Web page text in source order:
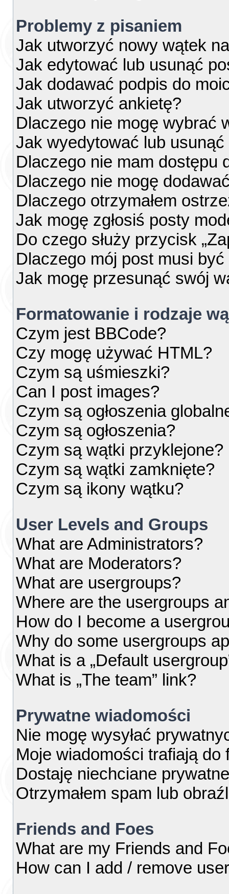
Problemy z pisaniem
Jak utworzyć nowy wątek
Jak edytować lub usunąć
Jak dodawać podpis do
Jak utworzyć ankietę?
Dlaczego nie mogę wybrać
Jak wyedytować lub usunąć
Dlaczego nie mam dostępu
Dlaczego nie mogę
Dlaczego otrzymałem
Jak mogę zgłosiś posty
Do czego służy przycisk
Dlaczego mój post musi
Jak mogę przesunąć swój
Formatowanie i rodzaje
Czym jest BBCode?
Czy mogę używać HTML?
Czym są uśmieszki?
Can I post images?
Czym są ogłoszenia
Czym są ogłoszenia?
Czym są wątki przyklejone?
Czym są wątki zamknięte?
Czym są ikony wątku?
User Levels and Groups
What are Administrators?
What are Moderators?
What are usergroups?
Where are the usergroups
How do I become a
Why do some usergroups
What is a „Default
What is „The team” link?
Prywatne wiadomości
Nie mogę wysyłać
Moje wiadomości trafiają do
Dostaję niechciane
Otrzymałem spam lub
Friends and Foes
What are my Friends and
How can I add / remove